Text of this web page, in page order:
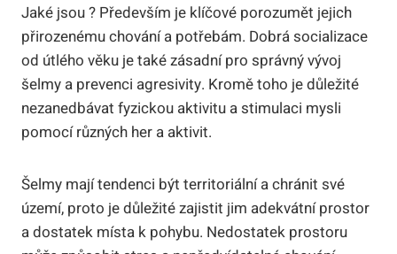
Jaké jsou ? Především je klíčové porozumět jejich
přirozenému chování a potřebám. Dobrá socializace
od útlého věku je také zásadní pro správný vývoj
šelmy a prevenci agresivity. Kromě toho je důležité
nezanedbávat fyzickou aktivitu a stimulaci mysli
pomocí různých her a aktivit.
Šelmy mají tendenci být territoriální a chránit své
území, proto je důležité zajistit jim adekvátní prostor
a dostatek místa k pohybu. Nedostatek prostoru